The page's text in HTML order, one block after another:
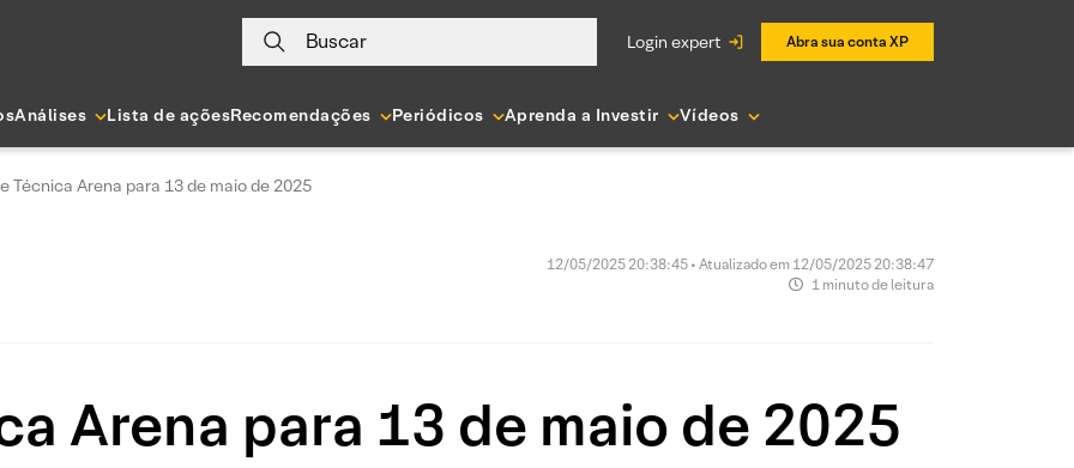
Buscar login expert Abra sua conta XP
Análises Lista de açõesRecomendações Periódicos Aprenda a Investir Vídeos
Técnica Arena para 13 de maio de 2025
12/05/2025 20:38:45 • Atualizado em 12/05/2025 20:38:47
1 minuto de leitura
Arena para 13 de maio de 2025